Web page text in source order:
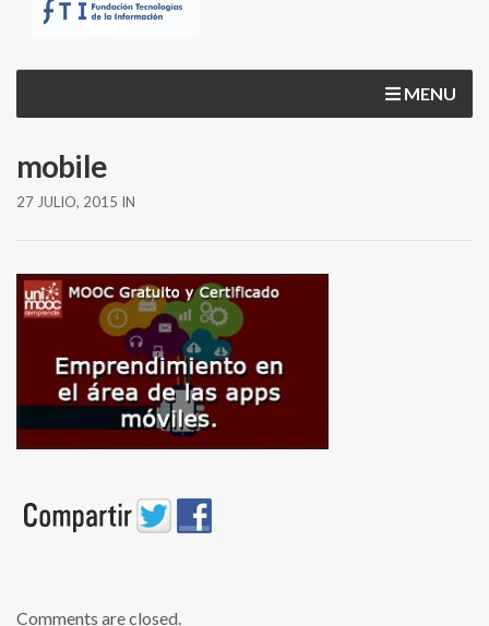
MENU
mobile
27 JULIO, 2015 IN
Comments are closed.